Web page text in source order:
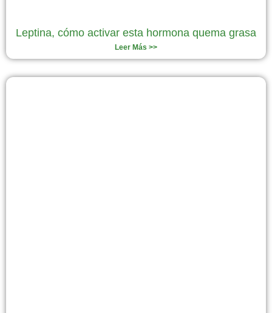
Leptina, cómo activar esta hormona quema grasa
Leer Más >>